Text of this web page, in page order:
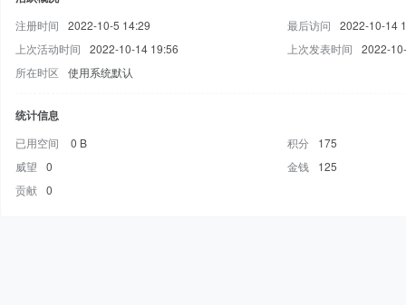
注册时间 2022-10-5 14:29 最后访问
2022-10-14
上次活动时间
2022-10-14 19:56 上次发表时间
2022-
所在时区
使用系统默认
统计信息
已用空间 0 B 积分
175
威望
0 金钱
125
贡献 0